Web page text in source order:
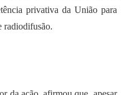
privativa da União para
radiodifusão.